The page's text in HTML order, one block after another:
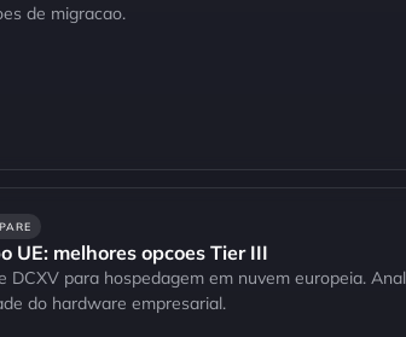
de migracao.
UE: melhores opcoes Tier III
DCXV para hospedagem em nuvem europeia.
do hardware empresarial.